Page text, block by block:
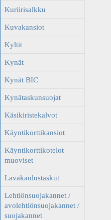
Kuriirisalkku
Kuvakansiot
Kyltit
Kynät
Kynät BIC
Kynätaskunsuojat
Käsikiristekalvot
Käyntikorttikansiot
Käyntikorttikotelot
muoviset
Lavakaulustaskut
Lehtiönsuojakannet /
avolehtiönsuojakannet /
suojakannet